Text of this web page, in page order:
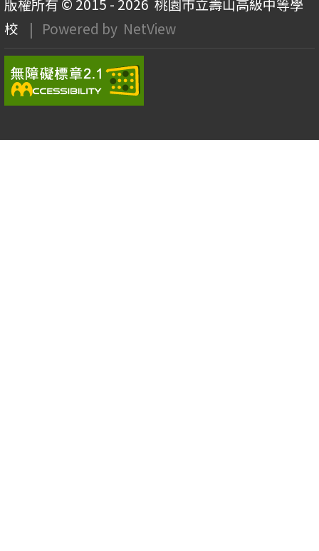
版權所有 © 2015 - 2026 桃園市立壽山高級中等學
校
| Powered by NetView